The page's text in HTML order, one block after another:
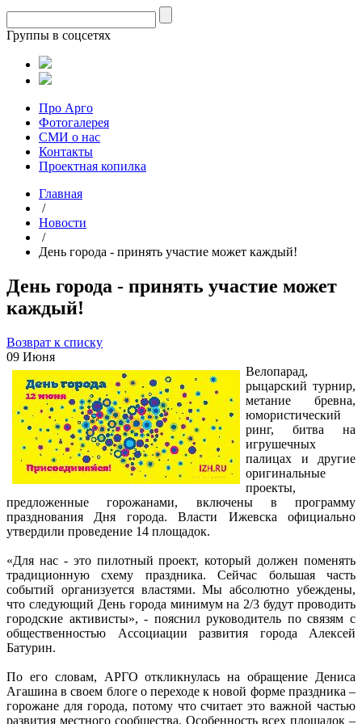
Группы в соцсетях
Про Арго
Фотогалерея
СМИ о нас
Контакты
Проектная копилка
Главная
/
Новости
/
День города - принять участие может каждый!
День города - принять участие может
каждый!
Возврат к списку
09 Июня
Велопарад,
рыцарский турнир,
метание бревна,
юмористический
ринг, битва на
игрушечных
палицах и другие
оригинальные
проекты,
предложенные горожанами, включены в программу
празднования Дня города. Власти Ижевска официально
утвердили проведение 14 площадок.
«Для нас - это пилотный проект, который должен поменять
традиционную схему праздника. Сейчас большая часть
событий организуется властями. Мы абсолютно убеждены,
что следующий День города минимум на 2/3 будут проводить
городские активисты», - пояснил руководитель по связям с
общественностью Ассоциации развития города Алексей
Батурин.
По его словам, АРГО откликнулась на обращение Дениса
Агашина в своем блоге о переходе к новой форме праздника –
горожане для города, потому что считает это важной частью
развития местного сообщества. Особенность всех площадок –